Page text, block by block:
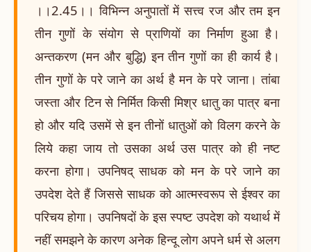
।।2.45।। विभिन्न अनुपातों में सत्त्व रज और तम इन
तीन गुणों के संयोग से प्राणियों का निर्माण हुआ है।
अन्तकरण (मन और बुद्धि) इन तीन गुणों का ही कार्य है।
तीन गुणों के परे जाने का अर्थ है मन के परे जाना। तांबा
जस्ता और टिन से निर्मित किसी मिश्र धातु का पात्र बना
हो और यदि उसमें से इन तीनों धातुओं को विलग करने के
लिये कहा जाय तो उसका अर्थ उस पात्र को ही नष्ट
करना होगा। उपनिषद् साधक को मन के परे जाने का
उपदेश देते हैं जिससे साधक को आत्मस्वरूप से ईश्वर का
परिचय होगा। उपनिषदों के इस स्पष्ट उपदेश को यथार्थ में
नहीं समझने के कारण अनेक हिन्दू लोग अपने धर्म से अलग